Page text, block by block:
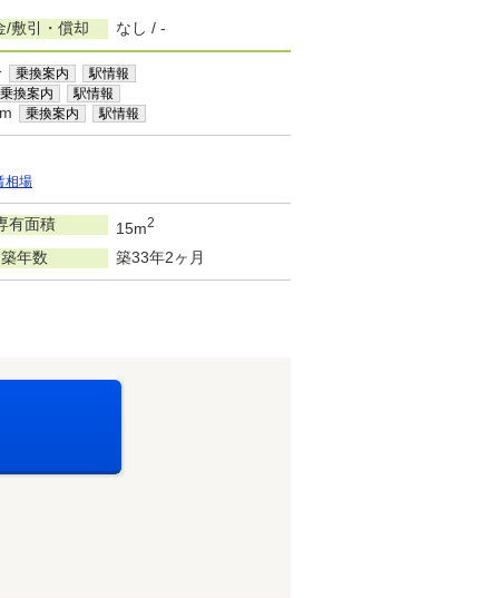
/敷引・償却 なし / -
乗換案内 駅情報
乗換案内 駅情報
乗換案内 駅情報
相場
有面積 15m2
築年数 築33年2ヶ月